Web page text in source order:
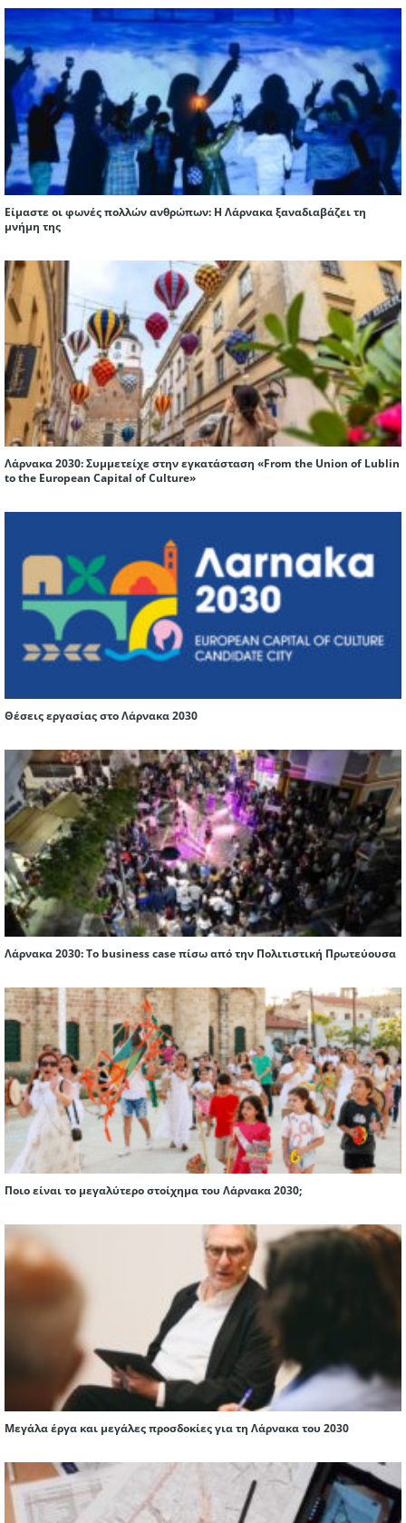
Είμαστε οι φωνές πολλών ανθρώπων: Η Λάρνακα ξαναδιαβάζει τη
μνήμη της
Λάρνακα 2030: Συμμετείχε στην εγκατάσταση «From the Union of Lublin
to the European Capital of Culture»
Θέσεις εργασίας στο Λάρνακα 2030
Λάρνακα 2030: Το business case πίσω από την Πολιτιστική Πρωτεύουσα
Ποιο είναι το μεγαλύτερο στοίχημα του Λάρνακα 2030;
Μεγάλα έργα και μεγάλες προσδοκίες για τη Λάρνακα του 2030